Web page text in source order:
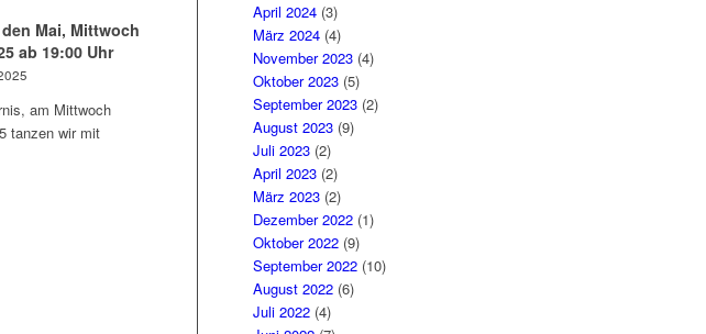
Mai, Mittwoch
ab 19:00 Uhr
am Mittwoch
tanzen wir mit
April 2024 (3)
März 2024 (4)
November 2023 (4)
Oktober 2023 (5)
September 2023 (2)
August 2023 (9)
Juli 2023 (2)
April 2023 (2)
März 2023 (2)
Dezember 2022 (1)
Oktober 2022 (9)
September 2022 (10)
August 2022 (6)
Juli 2022 (4)